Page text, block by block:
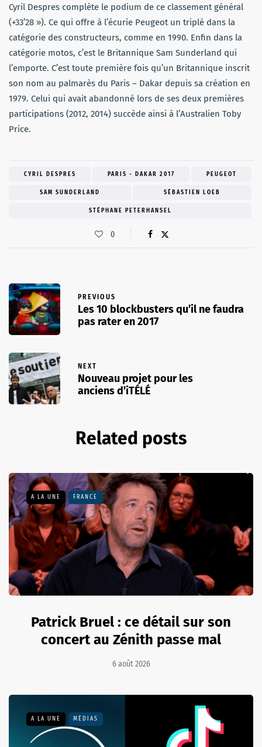
Cyril Despres complète le podium de ce classement général
(+33’28 »). Ce qui offre à l’écurie Peugeot un triplé dans la
catégorie des constructeurs, comme en 1990. Enfin dans la
catégorie motos, c’est le Britannique Sam Sunderland qui
l’emporte. C’est toute première fois qu’un Britannique inscrit
son nom au palmarès du Paris – Dakar depuis sa création en
1979. Celui qui avait abandonné lors de ses deux premières
participations (2012, 2014) succède ainsi à l’Australien Toby
Price.
CYRIL DESPRES PARIS - DAKAR 2017 PEUGEOT
SAM SUNDERLAND SÉBASTIEN LOEB
STÉPHANE PETERHANSEL
0
PREVIOUS
Les 10 blockbusters qu’il ne faudra
pas rater en 2017
NEXT
Nouveau projet pour les
anciens d’iTÉLÉ
Related posts
A LA UNE FRANCE
Patrick Bruel : ce détail sur son
concert au Zénith passe mal
6 août 2026
A LA UNE MÉDIAS